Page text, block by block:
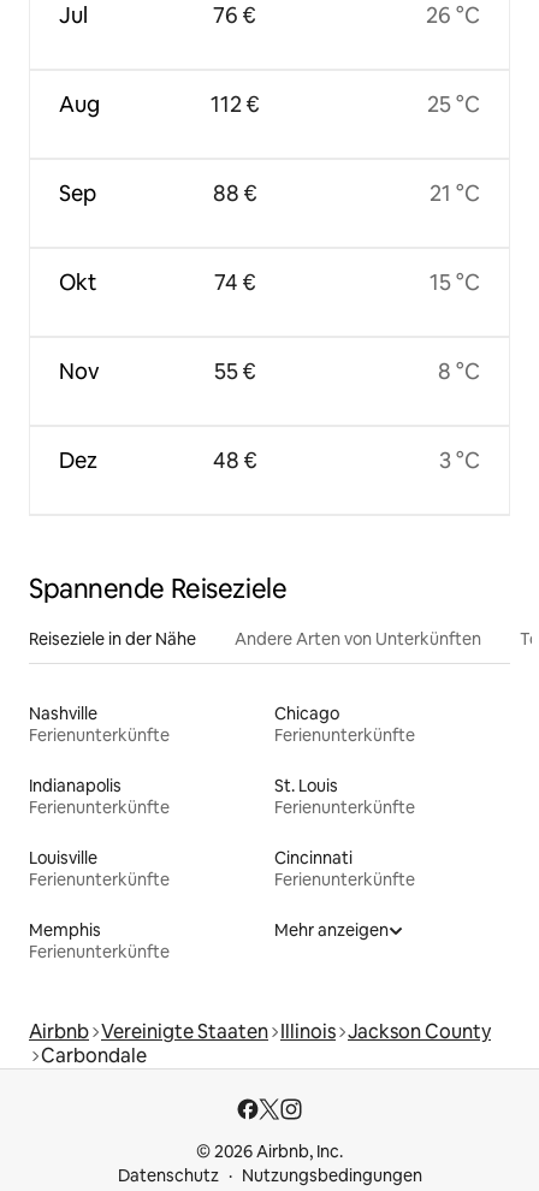
Jul
Aug
Sep
Okt
Nov
Dez
76 €
112 €
88 €
74 €
55 €
48 €
26 °C
25 °C
21 °C
15 °C
8 °C
3 °C
Spannende Reiseziele
Reiseziele in der Nähe Andere Arten von Unterkünften
Nashville
Ferienunterkünfte
Chicago
Ferienunterkünfte
Indianapolis
Ferienunterkünfte
St. Louis
Ferienunterkünfte
Louisville
Ferienunterkünfte
Cincinnati
Ferienunterkünfte
Memphis
Ferienunterkünfte
Mehr anzeigen
Airbnb Vereinigte Staaten Illinois Jackson County
Carbondale
© 2026 Airbnb, Inc.
Datenschutz
Nutzungsbedingungen